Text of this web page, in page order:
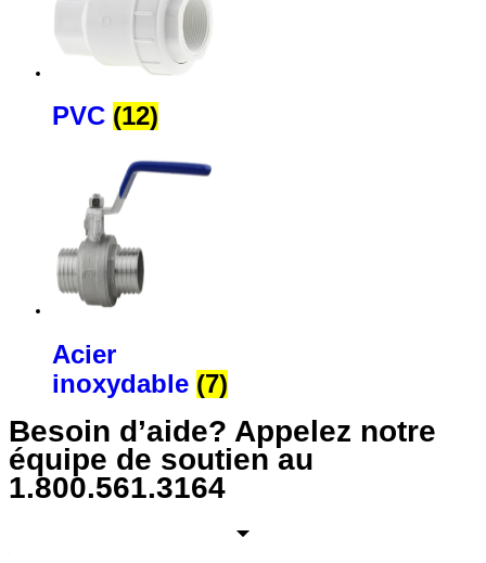
PVC (12)
Acier
inoxydable (7)
Besoin d’aide? Appelez notre
équipe de soutien au
1.800.561.3164